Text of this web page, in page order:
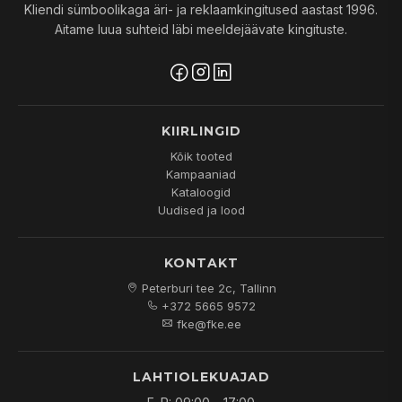
Kliendi sümboolikaga äri- ja reklaamkingitused aastast 1996.
Aitame luua suhteid läbi meeldejäävate kingituste.
KIIRLINGID
Kõik tooted
Kampaaniad
Kataloogid
Uudised ja lood
KONTAKT
Peterburi tee 2c, Tallinn
+372 5665 9572
fke@fke.ee
LAHTIOLEKUAJAD